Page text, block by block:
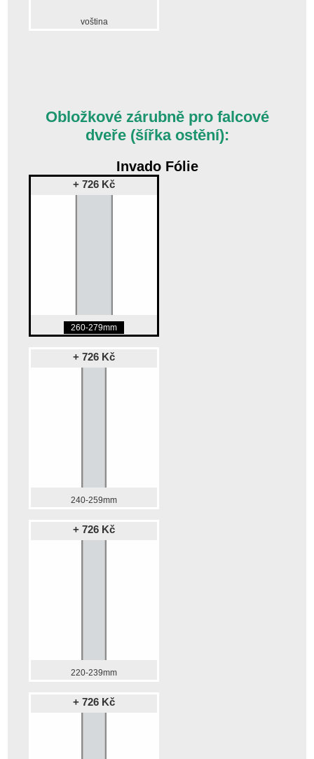
voština
Obložkové zárubně pro falcové
dveře (šířka ostění):
Invado Fólie
+ 726 Kč
260-279mm
+ 726 Kč
240-259mm
+ 726 Kč
220-239mm
+ 726 Kč